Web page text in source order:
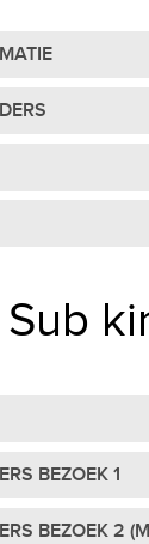
Sub
BEZOEK 1
BEZOEK 2